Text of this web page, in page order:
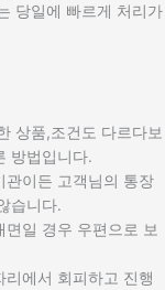
당일에 빠르게 처리가
상품,조건도 다르다보
방법입니다.
관이든 고객님의 통장
습니다.
일 경우 우편으로 보
에서 회피하고 진행